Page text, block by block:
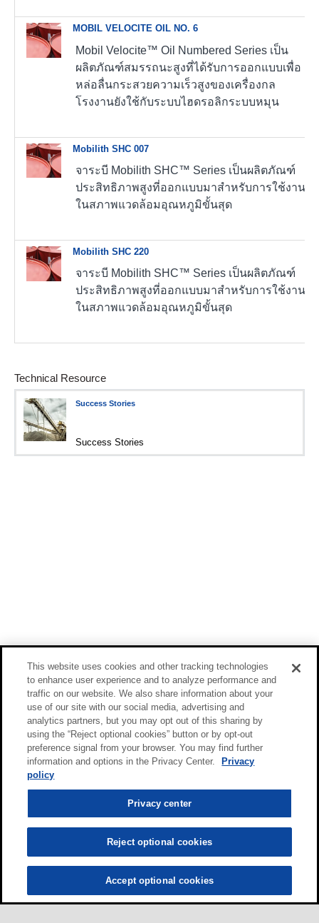
MOBIL VELOCITE OIL NO. 6
Mobil Velocite™ Oil Numbered Series เป็น
ผลิตภัณฑ์สมรรถนะสูงที่ได้รับการออกแบบเพื่อ
หล่อลื่นกระสวยความเร็วสูงของเครื่องกล
โรงงานยังใช้กับระบบไฮดรอลิกระบบหมุน
Mobilith SHC 007
จาระบี Mobilith SHC™ Series เป็นผลิตภัณฑ์
ประสิทธิภาพสูงที่ออกแบบมาสำหรับการใช้งาน
ในสภาพแวดล้อมอุณหภูมิขั้นสุด
Mobilith SHC 220
จาระบี Mobilith SHC™ Series เป็นผลิตภัณฑ์
ประสิทธิภาพสูงที่ออกแบบมาสำหรับการใช้งาน
ในสภาพแวดล้อมอุณหภูมิขั้นสุด
Technical Resource
Success Stories
Success Stories
This website uses cookies and other tracking technologies
to enhance user experience and to analyze performance and
traffic on our website. We also share information about your
use of our site with our social media, advertising and
analytics partners, but you may opt out of this sharing by
using the “Reject optional cookies” button or by opt-out
preference signal from your browser. You may find further
information and options in the Privacy Center.
Privacy
policy
Privacy center
Reject optional cookies
Accept optional cookies